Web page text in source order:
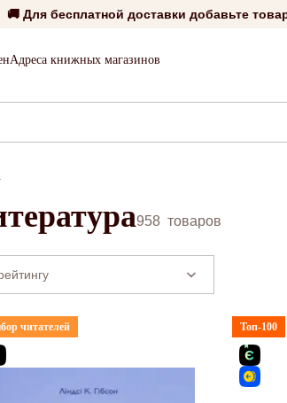
🚚 Для бесплатной доставки добавьте
Адреса книжных магазинов
958 товаров
читателей Топ-100